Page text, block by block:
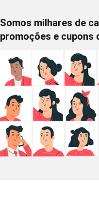
Somos milhares de
promoções e cupons